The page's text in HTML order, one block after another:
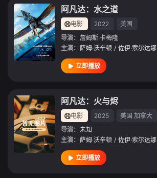
阿凡达：水之道
电影 2022
美国
导演： 詹姆斯·卡梅隆
主演： 萨姆·沃辛顿 / 佐伊·索尔达娜
立即播放
阿凡达：火与烬
电影 2025 美国 加拿大
导演： 未知
主演： 萨姆·沃辛顿 / 佐伊·索尔达娜
立即播放